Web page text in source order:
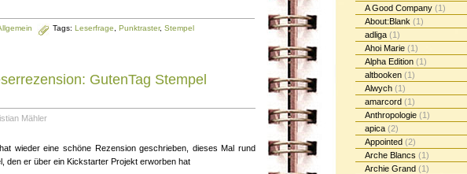
Tags: Leserfrage Punktraster, Stempel
GutenTag Stempel
Mähler
wieder eine schöne Rezension geschrieben, dieses Mal rund
den er über ein Kickstarter Projekt erworben hat
A Good Company (1)
About:Blank (1)
adliga (1)
Ahoi Marie (1)
Alpha Edition (1)
altbooken (1)
Alwych (1)
amarcord (1)
Anthropologie (1)
apica (2)
Appointed (2)
Arche Blancs (1)
Archie Grand (1)